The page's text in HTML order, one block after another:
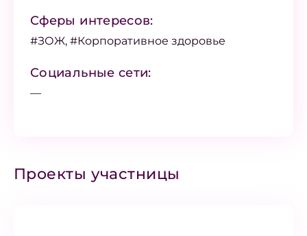
Сферы интересов:
#ЗОЖ, #Корпоративное здоровье
Социальные сети:
—
Проекты участницы